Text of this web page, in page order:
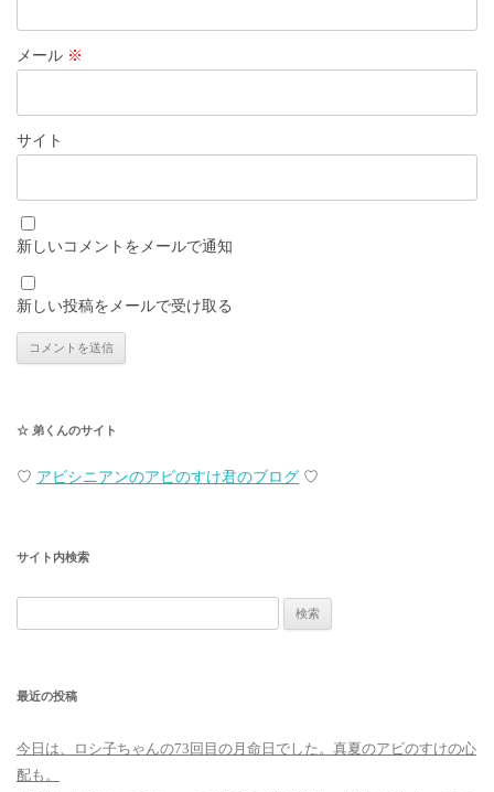
メール ※
サイト
新しいコメントをメールで通知
新しい投稿をメールで受け取る
☆ 弟くんのサイト
♡ アビシニアンのアビのすけ君のブログ ♡
サイト内検索
索:
最近の投稿
今日は、ロシ子ちゃんの73回目の月命日でした。真夏のアビのすけの心
配も。